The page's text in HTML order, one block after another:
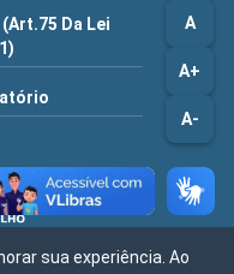
A
A+
A-
Da Lei
sua experiência. Ao